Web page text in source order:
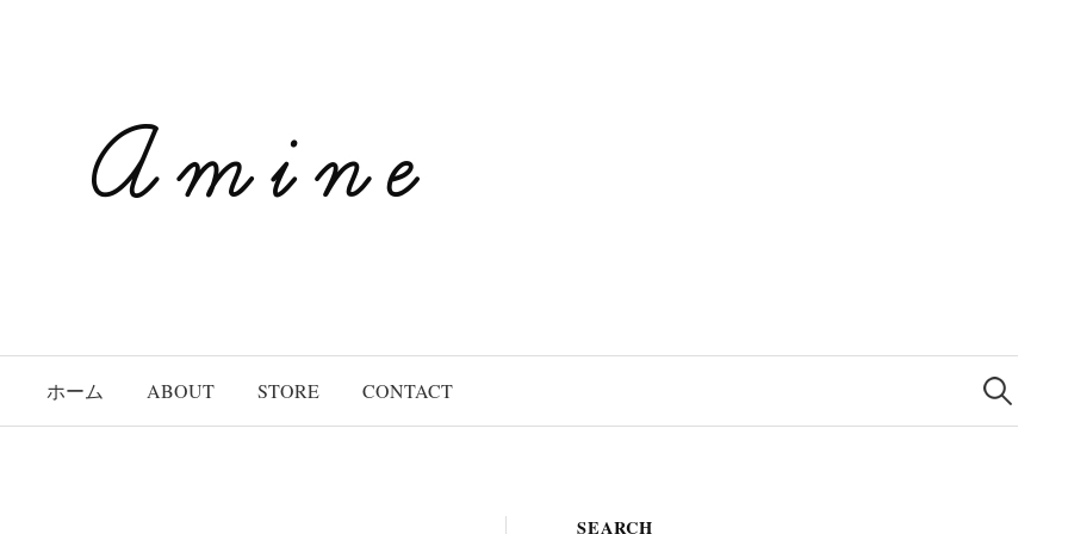
ホーム ABOUT STORE CONTACT 検
SEARCH